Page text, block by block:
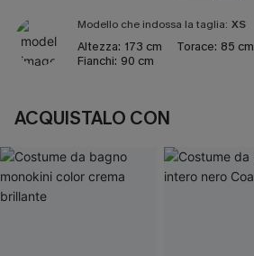
Modello che indossa la taglia: XS
Altezza: 173 cm Torace: 85 cm
Fianchi: 90 cm
ACQUISTALO CON